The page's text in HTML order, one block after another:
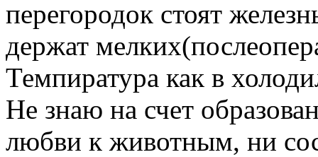
перегородок стоят
держат
Темпиратура как в
Не знаю на счет
любви к животным, ни